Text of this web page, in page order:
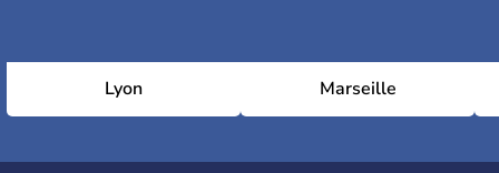
Lyon Marseille